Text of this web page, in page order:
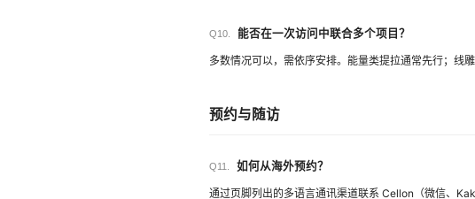
Q10. 能否在一次访问中联合多个项目？
多数情况可以，需依序安排。能量类提拉通常先行；线
预约与随访
Q11. 如何从海外预约？
通过页脚列出的多语言通讯渠道联系 Cellon（微信、